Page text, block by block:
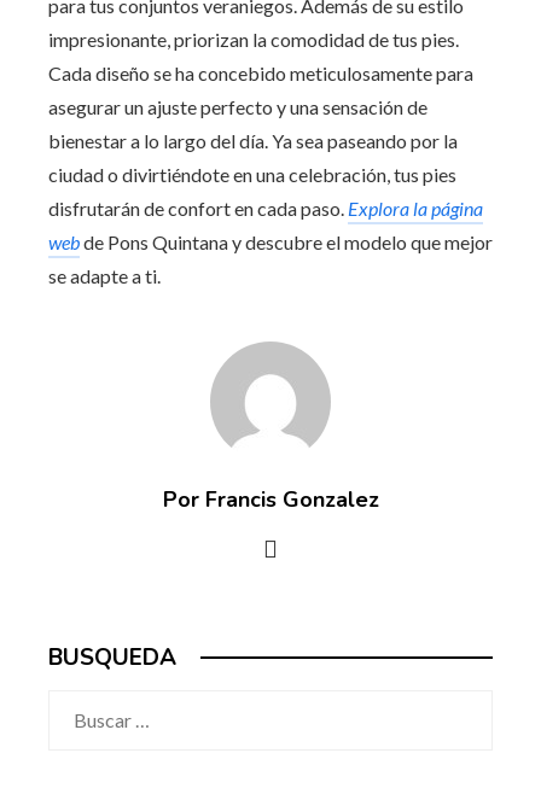
para tus conjuntos veraniegos. Además de su estilo
impresionante, priorizan la comodidad de tus pies.
Cada diseño se ha concebido meticulosamente para
asegurar un ajuste perfecto y una sensación de
bienestar a lo largo del día. Ya sea paseando por la
ciudad o divirtiéndote en una celebración, tus pies
disfrutarán de confort en cada paso. Explora la página
webde Pons Quintana y descubre el modelo que mejor
se adapte a ti.
Por Francis Gonzalez
BUSQUEDA